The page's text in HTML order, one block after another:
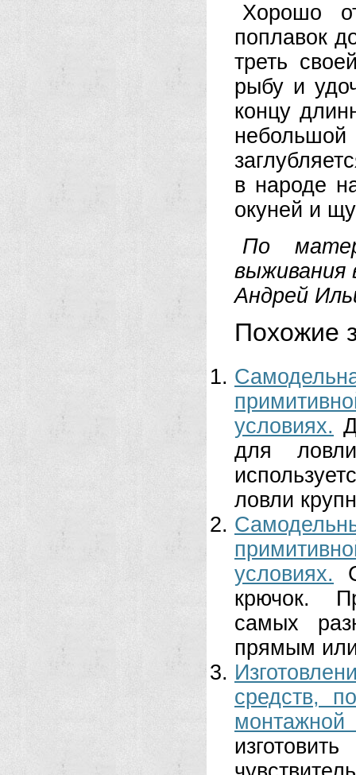
Хорошо
поплавок
треть
рыбу и
концу
в народе
окуней и
По
выживания
Андрей
Похожие
условиях.
для
ловли
условиях.
крючок.
самых
прямым
средств,